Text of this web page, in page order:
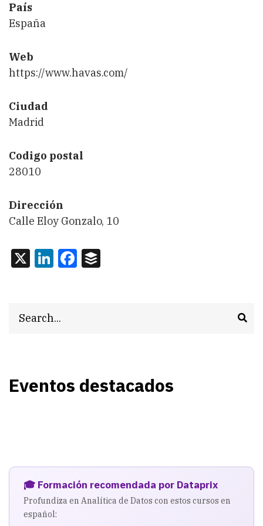
País
España
Web
https://www.havas.com/
Ciudad
Madrid
Codigo postal
28010
Dirección
Calle Eloy Gonzalo, 10
X LinkedIn
Facebook
Eventos destacados
🎓 Formación recomendada por Dataprix
Profundiza en Analítica de Datos con estos cursos en
español: